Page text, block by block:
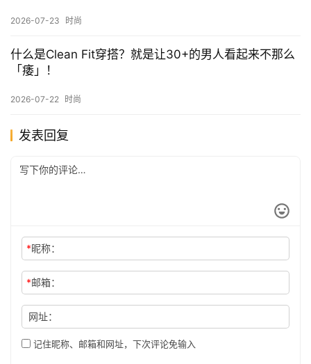
2026-07-23 时尚
什么是Clean Fit穿搭？就是让30+的男人看起来不那么
「痿」！
2026-07-22 时尚
发表回复
*昵称：
*邮箱：
网址：
记住昵称、邮箱和网址，下次评论免输入